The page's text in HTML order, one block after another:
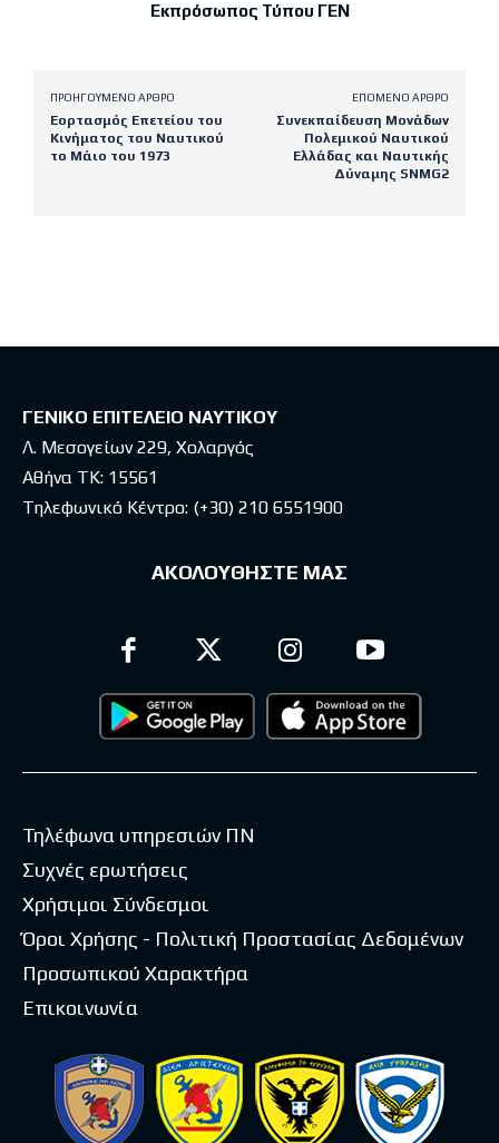
Εκπρόσωπος Τύπου ΓΕΝ
ΠΡΟΗΓΟΎΜΕΝΟ ΆΡΘΡΟ
Εορτασμός Επετείου του
Κινήματος του Ναυτικού
το Μάιο του 1973
ΕΠΌΜΕΝΟ ΆΡΘΡΟ
Συνεκπαίδευση Μονάδων
Πολεμικού Ναυτικού
Ελλάδας και Ναυτικής
Δύναμης SNMG2
ΓΕΝΙΚΟ ΕΠΙΤΕΛΕΙΟ ΝΑΥΤΙΚΟΥ
Λ. Μεσογείων 229, Χολαργός
Αθήνα ΤΚ: 15561
Τηλεφωνικό Κέντρο: (+30) 210 6551900
ΑΚΟΛΟΥΘΗΣΤΕ ΜΑΣ
Τηλέφωνα υπηρεσιών ΠΝ
Συχνές ερωτήσεις
Χρήσιμοι Σύνδεσμοι
Όροι Χρήσης - Πολιτική Προστασίας Δεδομένων
Προσωπικού Χαρακτήρα
Επικοινωνία